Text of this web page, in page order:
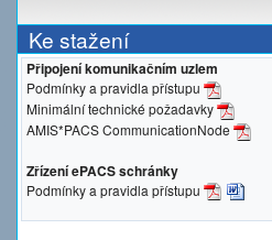
Ke stažení
Připojení komunikačním uzlem
Podmínky a pravidla přístupu
Minimální technické požadavky
AMIS*PACS CommunicationNode
Zřízení ePACS schránky
Podmínky a pravidla přístupu